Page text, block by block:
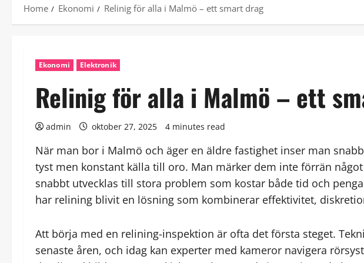
Home Ekonomi Relinig för alla i Malmö – ett smart drag
Ekonomi Elektronik
Relinig för alla i Malmö – ett
admin oktober 27, 2025 4 minutes read
När man bor i Malmö och äger en äldre fastighet inser man
tyst men konstant källa till oro. Man märker dem inte förrän
snabbt utvecklas till stora problem som kostar både tid och
har relining blivit en lösning som kombinerar effektivitet,
Att börja med en relining-inspektion är ofta det första steget.
senaste åren, och idag kan experter med kameror navigera